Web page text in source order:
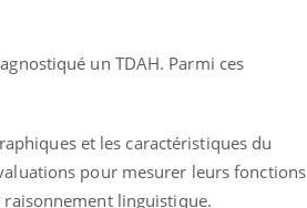
un TDAH. Parmi ces
et les caractéristiques du
pour mesurer leurs fonctions
linguistique.